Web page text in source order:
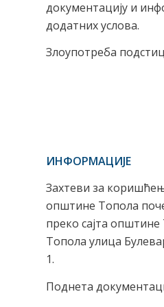
документацију и
додатних услова.
Злоупотреба
ИНФОРМАЦИЈЕ
Захтеви за
општине Топола
преко сајта
Топола улица
1.
Поднета